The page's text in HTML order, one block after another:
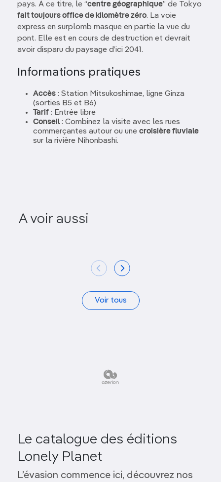
pays. À ce titre, le “centre géographique” de Tokyo
fait toujours office de kilomètre zéro. La voie
express en surplomb masque en partie la vue du
pont. Elle est en cours de destruction et devrait
avoir disparu du paysage d’ici 2041.
Informations pratiques
Accès : Station Mitsukoshimae, ligne Ginza
(sorties B5 et B6)
Tarif : Entrée libre
Conseil: Combinez la visite avec les rues
commerçantes autour ou une croisière fluviale
sur la rivière Nihonbashi.
A voir aussi
Bunkyo Civic Center
Voir tous
Le catalogue des éditions
Lonely Planet
L’évasion commence ici, découvrez nos